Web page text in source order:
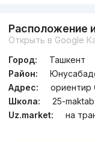
Расположение
Открыть в Google
Город:
Ташкент
Район:
Адрес:
ориентир
Школа:
25-
Uz.market:
на